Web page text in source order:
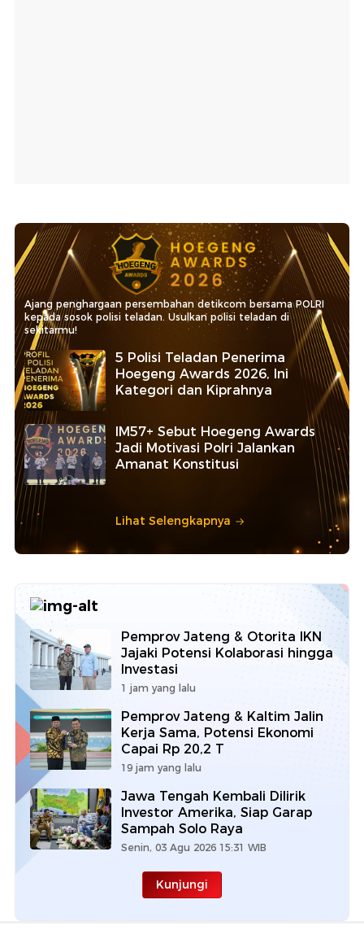
Ajang penghargaan persembahan detikcom bersama POLRI
kepada sosok polisi teladan. Usulkan polisi teladan di
sekitarmu!
5 Polisi Teladan Penerima
Hoegeng Awards 2026, Ini
Kategori dan Kiprahnya
IM57+ Sebut Hoegeng Awards
Jadi Motivasi Polri Jalankan
Amanat Konstitusi
Lihat Selengkapnya
Pemprov Jateng & Otorita IKN
Jajaki Potensi Kolaborasi hingga
Investasi
1 jam yang lalu
Pemprov Jateng & Kaltim Jalin
Kerja Sama, Potensi Ekonomi
Capai Rp 20,2 T
19 jam yang lalu
Jawa Tengah Kembali Dilirik
Investor Amerika, Siap Garap
Sampah Solo Raya
Senin, 03 Agu 2026 15:31 WIB
Kunjungi